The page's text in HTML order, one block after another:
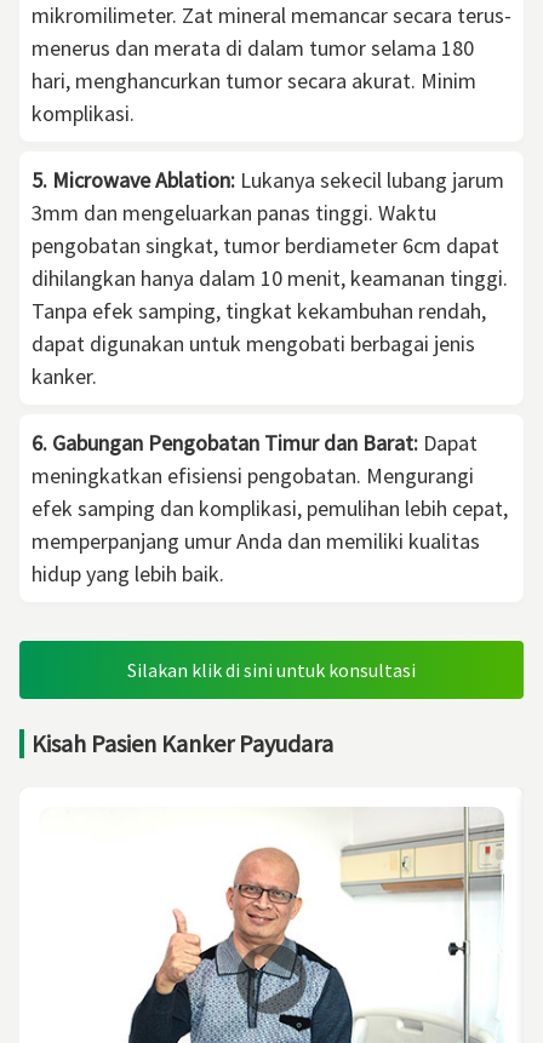
mikromilimeter. Zat mineral memancar secara terus-
menerus dan merata di dalam tumor selama 180
hari, menghancurkan tumor secara akurat. Minim
komplikasi.
5. Microwave Ablation: Lukanya sekecil lubang jarum
3mm dan mengeluarkan panas tinggi. Waktu
pengobatan singkat, tumor berdiameter 6cm dapat
dihilangkan hanya dalam 10 menit, keamanan tinggi.
Tanpa efek samping, tingkat kekambuhan rendah,
dapat digunakan untuk mengobati berbagai jenis
kanker.
6. Gabungan Pengobatan Timur dan Barat: Dapat
meningkatkan efisiensi pengobatan. Mengurangi
efek samping dan komplikasi, pemulihan lebih cepat,
memperpanjang umur Anda dan memiliki kualitas
hidup yang lebih baik.
Silakan klik di sini untuk konsultasi
Kisah Pasien Kanker Payudara